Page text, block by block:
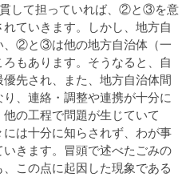
して担っていれば、②と③を意
ていきます。しかし、地方自
②と③は他の地方自治体（一
もあります。そうなると、自
先され、また、地方自治体間
、連絡・調整や連携が十分に
の工程で問題が生じていて
は十分に知らされず、わが事
きます。冒頭で述べたごみの
この点に起因した現象である